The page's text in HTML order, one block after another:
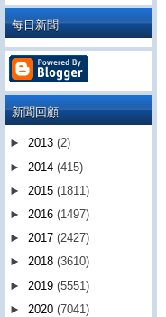
每日新聞
新聞回顧
► 2013 (2)
► 2014 (415)
► 2015 (1811)
► 2016 (1497)
► 2017 (2427)
► 2018 (3610)
► 2019 (5551)
► 2020 (7041)